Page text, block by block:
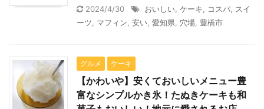
2024/4/30 おいしい ケーキ コスパ
スイ
ーツ
マフィン 安い 愛知県 穴場 豊橋市
グルメ ケーキ
【かわいや】安くておいしいメニュー豊
富なシンプルかき氷！たぬきケーキも和